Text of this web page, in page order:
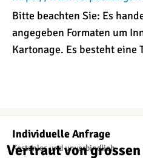
Bitte beachten Sie: Es
angegeben Formaten um
Kartonage. Es besteht eine
Individuelle Anfrage
Kostenlos und unverbindlich
Vertraut von